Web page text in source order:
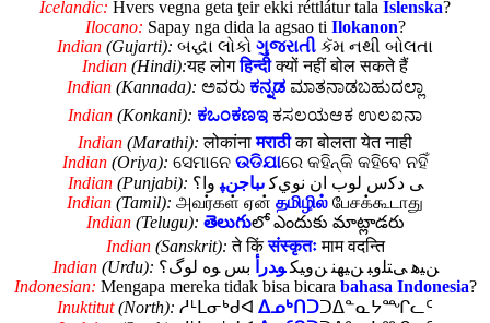
Icelandic: Hvers vegna geta ţeir ekki réttlátur tala Íslenska?
Ilocano: Sapay nga dida la agsao ti Ilokanon?
Indian (Gujarti): બદ્ધા લોકો ગુજરાતી કૅમ નથી બોલતા
Indian (Hindi):यह लोगहिन्दीक्यों नहीं बोल सकते हैं
Indian (Kannada): ಅವರು ಕನ್ನಡ ಮಾತನಾಡಬಹುದಲ್ಲಾ
Indian (Konkani): ಕಒಂಕಣಇ ಕಸಲಯಆಕ ಉಲಐನಾ
Indian (Marathi): लोकांनामराठीका बोलता येत नाही
Indian (Oriya): ସେମାନେ ଉଡିଯାରେ କହିନ୍କି କହିବେ ନହିଁ
Indian (Punjabi): ﯽ دﮐس لوب ان نويﮐىباجنﭙوا؟
Indian (Tamil): அவர்கள் ஏன் தமிழில் பேசக்கூடாது
Indian (Telugu): తెలుగులో ఎందుకు మాట్లాడరు
Indian (Sanskrit): ते किंसंस्कृतःमाम वदन्ति
Indian (Urdu): ﻦﻴﻫ ﻰﺘﻠﻭﺒ ﻦﻴﻬﻨ ﻦﻭﻴﻜﻮﺪﺭﺃ
بس ﻮﻩ ﻟﻮﮒ؟
Indonesian: Mengapa mereka tidak bisa bicara bahasa Indonesia?
Inuktitut (North): ᓱᒻᒪᓂᒃᑯᐊ ᐃᓄᒃᑎᑐᑐᐃᓐᓇᔭᙱᓚᑦ